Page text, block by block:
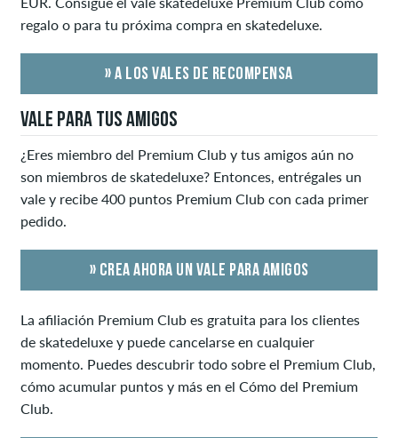
regalo o para tu próxima compra en skatedeluxe.
» A LOS VALES DE RECOMPENSA
VALE PARA TUS AMIGOS
¿Eres miembro del Premium Club y tus amigos aún no
son miembros de skatedeluxe? Entonces, entrégales un
vale y recibe 400 puntos Premium Club con cada primer
pedido.
» CREA AHORA UN VALE PARA AMIGOS
La afiliación Premium Club es gratuita para los clientes
de skatedeluxe y puede cancelarse en cualquier
momento. Puedes descubrir todo sobre el Premium Club,
cómo acumular puntos y más en el Cómo del Premium
Club.